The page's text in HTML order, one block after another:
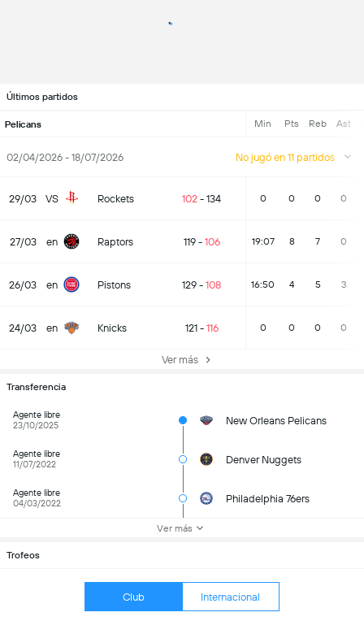
Últimos partidos
Pelicans Min Pts Reb Ast
02/04/2026 - 18/07/2026 No jugó en 11 partidos
29/03 VS Rockets 102 - 134 0 0 0 0
27/03 en Raptors 119- 106 19:07 8 7 0
26/03 en Pistons 129 - 108 16:50 4 5 3
24/03 en Knicks 121- 116 0 0 0 0
Ver más
Transferencia
Agente libre
23/10/2025
New Orleans Pelicans
Agente libre
11/07/2022
Denver Nuggets
Agente libre
04/03/2022
Philadelphia 76ers
Ver más
Trofeos
Club Internacional